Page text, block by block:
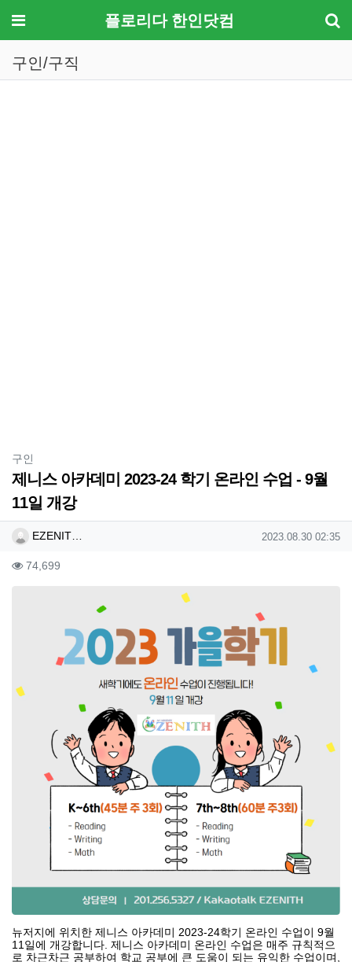
메뉴 플로리다 한인닷컴
구인/구직
구인
제니스 아카데미 2023-24 학기 온라인 수업 - 9월
11일 개강
작성자 정보
EZENIT… 작성일
2023.08.30 02:35
컨텐츠 정보
74,699
뉴저지에 위치한 제니스 아카데미 2023-24학기 온라인 수업이 9월
11일에 개강합니다. 제니스 아카데미 온라인 수업은 매주 규칙적으
로 차근차근 공부하여 학교 공부에 큰 도움이 되는 유익한 수업이며,